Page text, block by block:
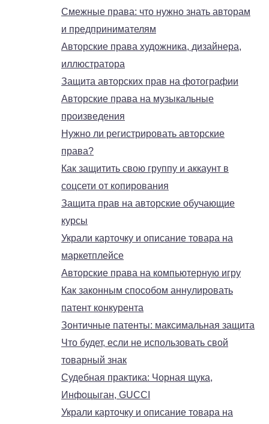
Смежные права: что нужно знать авторам
и предпринимателям
Авторские права художника, дизайнера,
иллюстратора
Защита авторских прав на фотографии
Авторские права на музыкальные
произведения
Нужно ли регистрировать авторские
права?
Как защитить свою группу и аккаунт в
соцсети от копирования
Защита прав на авторские обучающие
курсы
Украли карточку и описание товара на
маркетплейсе
Авторские права на компьютерную игру
Как законным способом аннулировать
патент конкурента
Зонтичные патенты: максимальная защита
Что будет, если не использовать свой
товарный знак
Судебная практика: Чорная щука,
Инфоцыган, GUCCI
Украли карточку и описание товара на